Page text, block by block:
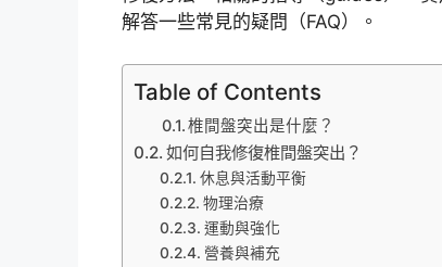
解答一些常見的疑問（FAQ）。
Table of Contents
椎間盤突出是什麼？
如何自我修復椎間盤突出？
休息與活動平衡
物理治療
運動與強化
營養與補充